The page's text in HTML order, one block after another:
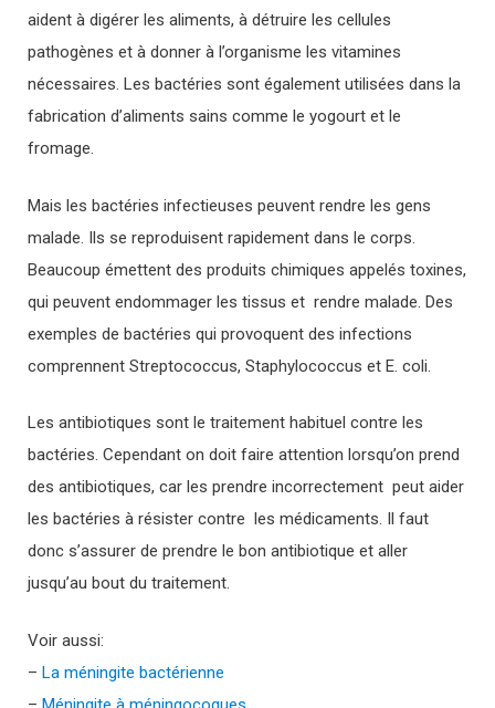
aident à digérer les aliments, à détruire les cellules
pathogènes et à donner à l’organisme les vitamines
nécessaires. Les bactéries sont également utilisées dans la
fabrication d’aliments sains comme le yogourt et le
fromage.
Mais les bactéries infectieuses peuvent rendre les gens
malade. Ils se reproduisent rapidement dans le corps.
Beaucoup émettent des produits chimiques appelés toxines,
qui peuvent endommager les tissus et rendre malade. Des
exemples de bactéries qui provoquent des infections
comprennent Streptococcus, Staphylococcus et E. coli.
Les antibiotiques sont le traitement habituel contre les
bactéries. Cependant on doit faire attention lorsqu’on prend
des antibiotiques, car les prendre incorrectement peut aider
les bactéries à résister contre les médicaments. Il faut
donc s’assurer de prendre le bon antibiotique et aller
jusqu’au bout du traitement.
Voir aussi:
– La méningite bactérienne